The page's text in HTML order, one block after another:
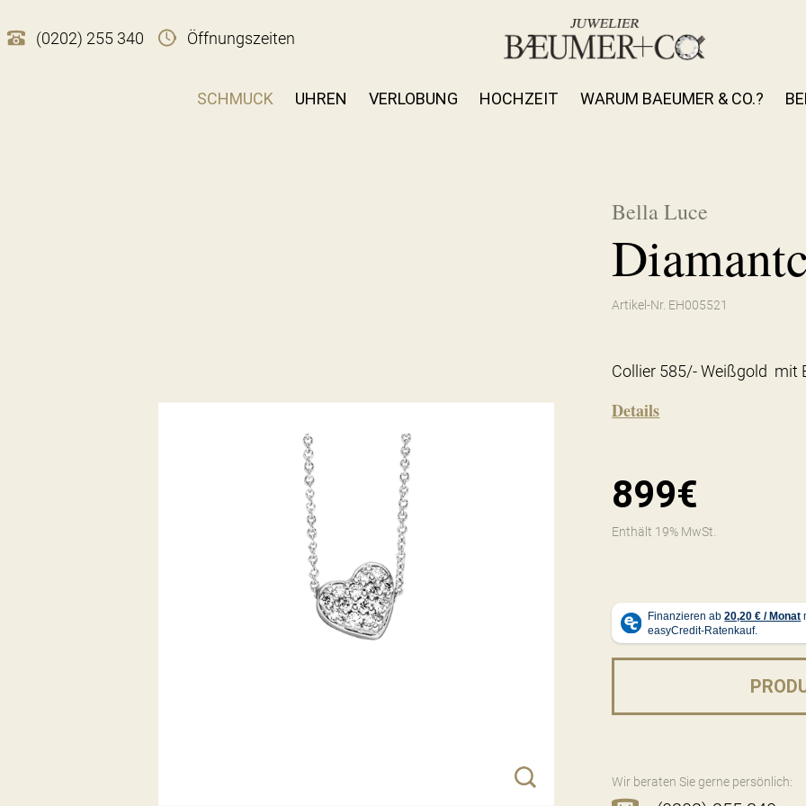
(0202) 255 340 Öffnungszeiten
SCHMUCK UHREN VERLOBUNG HOCHZEIT WARUM BAEUMER & CO.?
Bella Luce
Artikel-Nr. EH005521
Collier 585/- Weißgold mit
Details
899€
Enthält 19% MwSt.
Wir beraten Sie gerne persönlich: